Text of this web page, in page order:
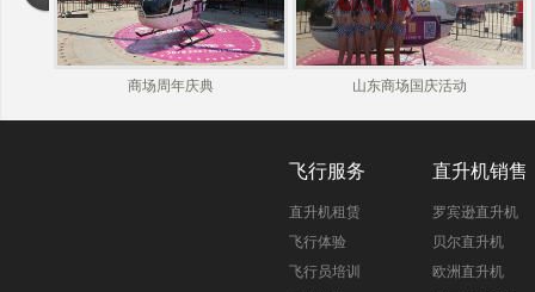
商场周年庆典 山东商场国庆活动
飞行服务
直升机租赁
飞行体验
飞行员培训
直升机销售
罗宾逊直升机
贝尔直升机
欧洲直升机